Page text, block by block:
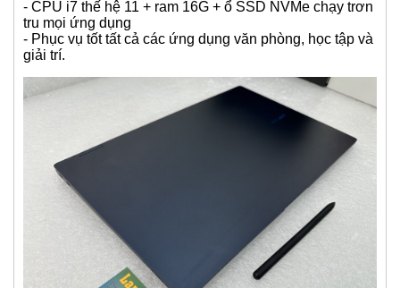
Tính năng nổi bật và các ứng dụng của máy:
- Samsung Galaxy Book Pro 360 siêu phẩm doanh
nhân mỏng nhẹ chỉ tầm 1.39kg.
nhất từ trước tới nay.
- Màn hình AMOLED chất lượng hiển thị màn hình sắc
- Cảm bút siêu mượt, gập 360 độ làm tablet.
- Bàn phím có đèn, touchpad rộng, loa to, pin lâu.
- CPU i7 thế hệ 11 + ram 16G + ổ SSD NVMe chạy trơn
tru mọi ứng dụng
- Phục vụ tốt tất cả các ứng dụng văn phòng, học tập và